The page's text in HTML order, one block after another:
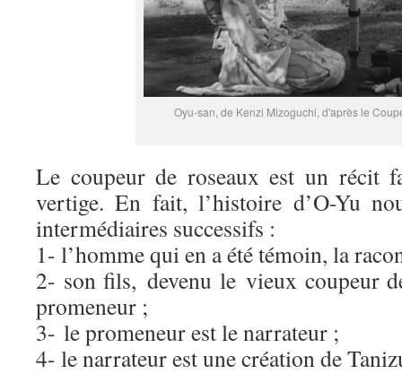
Oyu-san, de Kenzi Mizoguchi, d'après le
Le coupeur de roseaux est un récit
vertige. En fait, l’histoire d’O-Yu
intermédiaires successifs :
1- l’homme qui en a été témoin, la
2- son fils, devenu le vieux coupeur
promeneur ;
3- le promeneur est le narrateur ;
4- le narrateur est une création de